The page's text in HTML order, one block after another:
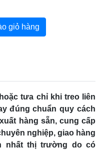
giỏ hàng
tưa chỉ khi treo liên
đúng chuẩn quy cách
hàng sẵn, cung cấp
nghiệp, giao hàng
nhất thị trường do có